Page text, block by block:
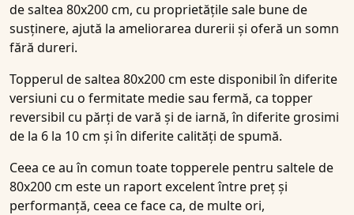
de saltea 80x200 cm, cu proprietățile sale bune de
susținere, ajută la ameliorarea durerii și oferă un somn
fără dureri.
Topperul de saltea 80x200 cm este disponibil în diferite
versiuni cu o fermitate medie sau fermă, ca topper
reversibil cu părți de vară și de iarnă, în diferite grosimi
de la 6 la 10 cm și în diferite calități de spumă.
Ceea ce au în comun toate topperele pentru saltele de
80x200 cm este un raport excelent între preț și
performanță, ceea ce face ca, de multe ori,